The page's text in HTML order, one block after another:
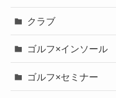
クラブ
ゴルフ×インソール
ゴルフ×セミナー